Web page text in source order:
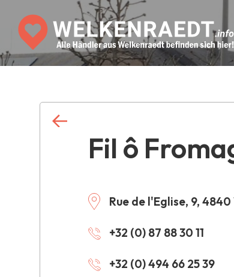
Fil ô
Rue de l'Eglise, 9,
+32 (0) 87 88 30 11
+32 (0) 494 66 25 39